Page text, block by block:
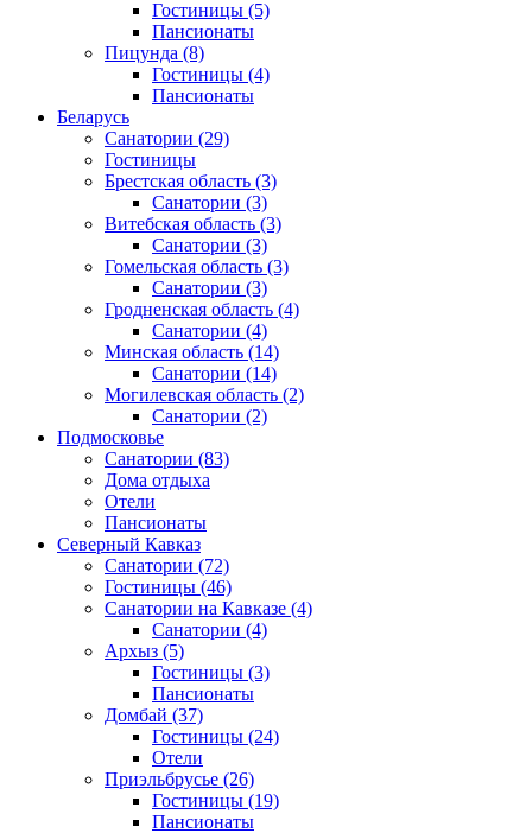
Гостиницы (5)
Пансионаты
Пицунда (8)
Гостиницы (4)
Пансионаты
Беларусь
Санатории (29)
Гостиницы
Брестская область (3)
Санатории (3)
Витебская область (3)
Санатории (3)
Гомельская область (3)
Санатории (3)
Гродненская область (4)
Санатории (4)
Минская область (14)
Санатории (14)
Могилевская область (2)
Санатории (2)
Подмосковье
Санатории (83)
Дома отдыха
Отели
Пансионаты
Северный Кавказ
Санатории (72)
Гостиницы (46)
Санатории на Кавказе (4)
Санатории (4)
Архыз (5)
Гостиницы (3)
Пансионаты
Домбай (37)
Гостиницы (24)
Отели
Приэльбрусье (26)
Гостиницы (19)
Пансионаты